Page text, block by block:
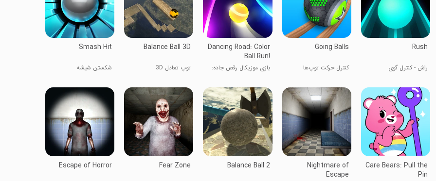
Rush
راش - کنترل گوی
Going Balls
کنترل حرکت توپ‌ها
Dancing Road: Color
Ball Run!
بازی موزیکال رقص جاده:
Balance Ball 3D
توپ تعادل 3D
Smash Hit
شکستن شیشه
Care Bears: Pull the
Pin
Nightmare of
Escape
Balance Ball 2
Fear Zone
Escape of Horror